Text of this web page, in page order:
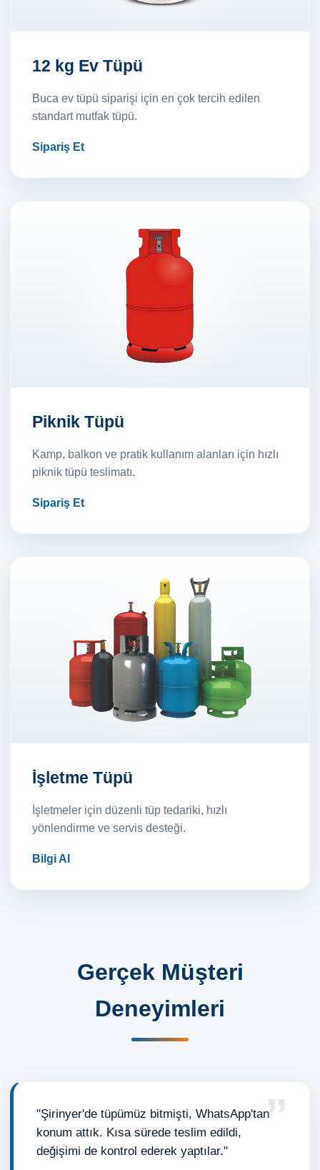
12 kg Ev Tüpü
Buca ev tüpü siparişi için en çok tercih edilen
standart mutfak tüpü.
Sipariş Et
Piknik Tüpü
Kamp, balkon ve pratik kullanım alanları için hızlı
piknik tüpü teslimatı.
Sipariş Et
İşletme Tüpü
İşletmeler için düzenli tüp tedariki, hızlı
yönlendirme ve servis desteği.
Bilgi Al
Gerçek Müşteri
Deneyimleri
”
"Şirinyer'de tüpümüz bitmişti, WhatsApp'tan
konum attık. Kısa sürede teslim edildi,
değişimi de kontrol ederek yaptılar."